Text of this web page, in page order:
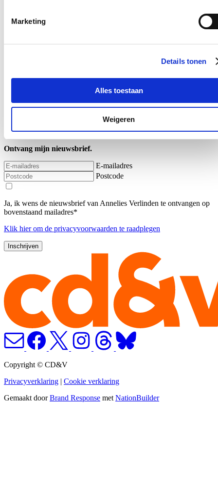
Marketing
Details tonen
Alles toestaan
Weigeren
De Ministerraad heeft een voorontwerp van wet van minister van
Europese Women on Boards-richtlijn om in Belgisch recht en voert
overheidsbedrijven en voor de kamers van het Rekenhof. "Met dit
aldus minister Verlinden.
Meer nieuws
Hou me op de hoogte
Ontvang mijn nieuwsbrief.
E-mailadres
Postcode
Ja, ik wens de nieuwsbrief van Annelies Verlinden te ontvangen op
bovenstaand mailadres*
Klik hierom de privacyvoorwaarden te raadplegen
Copyright © CD&V
Privacyverklaring | Cookie verklaring
Gemaakt doorBrand Response met NationBuilder